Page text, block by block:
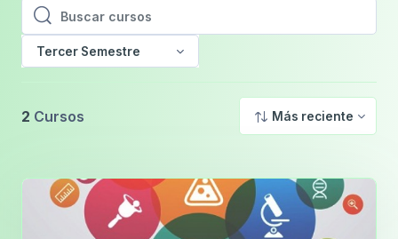
Buscar cursos
Buscar cursos
Tercer Semestre
2 Cursos Más reciente